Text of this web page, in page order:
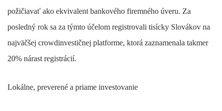
požičiavať ako ekvivalent bankového firemného úveru. Za
posledný rok sa za týmto účelom registrovali tisícky Slovákov na
najväčšej crowdinvestičnej platforme, ktorá zaznamenala takmer
20% nárast registrácií.
Lokálne, preverené a priame investovanie